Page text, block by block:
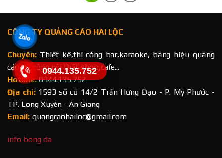
CÔNG TY QUẢNG CÁO HAI LỘC
Chuyên: Thiết kế,thi công bar,karaoke, bảng hiệu quảng
cáo,thi công nội thất shop,cafe...
Hotline: 0944.135.752
Địa chỉ: 1593 số cũ 14/2 Trần Hưng Đạo - P. Mỹ Phước -
TP. Long Xuyên - An Giang
Email: quangcaohailoc@gmail.com
info bong da
0944.135.752